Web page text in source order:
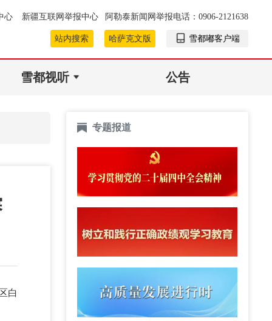
心 新疆互联网举报中心 阿勒泰新闻网举报电话：0906-2121638
站内搜索 哈萨克文版 雪都嘟客户端
雪都视听 公告
白
专题报道